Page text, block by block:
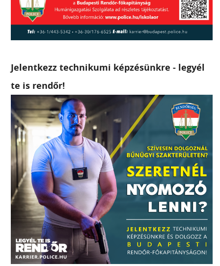
Jelentkezz technikumi képzésünkre - legyél
te is rendőr!